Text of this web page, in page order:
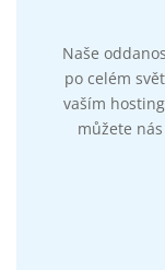
Naše
po celém
vaším
můžete